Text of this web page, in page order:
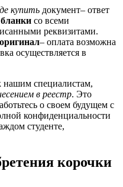
купить документ– ответ
со всеми
реквизитами.
оригинал– оплата возможна
осуществляется в
нашим специалистам,
в реестр. Это
о своем будущем с
конфиденциальности
студенте,
корочки